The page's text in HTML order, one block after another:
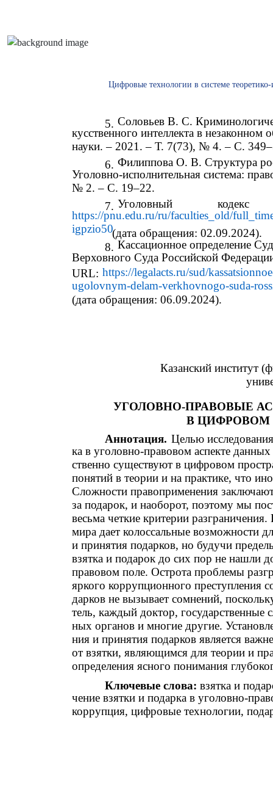
Цифровые технологии в системе
5. Соловьев В. С.
кусственного интеллекта в
науки. – 2021. – Т. 7(73), № 4. – С.
6. Филиппова О. В. Структура
Уголовно-исполнительная система:
№ 2. – С. 19–22.
7. Уголовный
кодекс
https://pnu.edu.ru/ru/faculties_old/
igpzio50(дата обращения: 02.09.2024).
8. Кассационное определение
Верховного Суда Российской
URL: https://legalacts.ru/sud/
ugolovnym-delam-verkhovnogo-suda-
(дата обращения: 06.09.2024).
Казанский институт
УГОЛОВНО-ПРАВОВЫЕ
В ЦИФРОВОМ
Аннотация. Целью
ка в уголовно-правовом аспекте
ственно существуют в цифровом
понятий в теории и на практике, что
Сложности правоприменения
за подарок, и наоборот, поэтому мы
весьма четкие критерии
мира дает колоссальные возможности
и принятия подарков, но будучи
взятка и подарок до сих пор не нашли
правовом поле. Острота проблемы
яркого коррупционного преступления
дарков не вызывает сомнений,
тель, каждый доктор, государственные
ных органов и многие другие.
ния и принятия подарков является
от взятки, являющимся для теории и
определения ясного понимания
Ключевые слова: взятка и
чение взятки и подарка в уголовно-
коррупция, цифровые технологии,